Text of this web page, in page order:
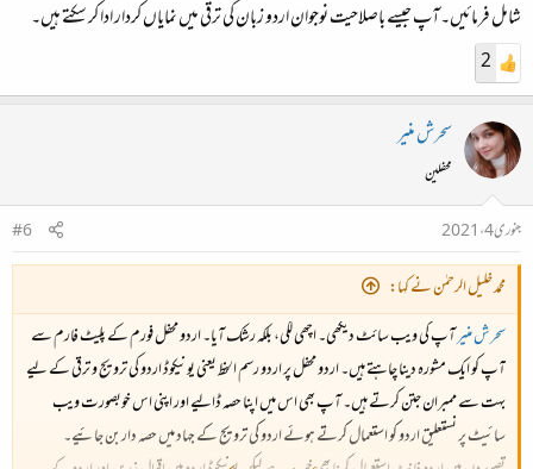
شامل فرمائیں۔آپ جیسے باصلاحیت نوجوان اردو زبان کی ترقی میں نمایاں کردار ادا کر سکتے ہیں۔
2
سحرش منیر
محفلین
جنوری 4، 2021
#6
محمد خلیل الرحمٰن نے کہا:
سحرش منیرآپ کی ویب سائٹ دیکھی۔ اچھی لگی، بلکہ رشک آیا۔ اردو محفل فورم کے پلیٹ فارم سے
آپ کو ایک مشورہ دینا چاہتے ہیں۔ اردو محفل پر اردو رسم الخط یعنی یونیکوڈ اردو کی ترویج و ترقی کے لیے
بہت سے ممبران جتن کرتے ہیں۔ آپ بھی اس میں اپنا حصہ ڈالیے اور اپنی اس خوبصورت ویب
سائیٹ پر نستعلیق اردو کو استعمال کرتے ہوئے اردو کی ترویج کے جہاد میں حصہ دار بن جائیے۔